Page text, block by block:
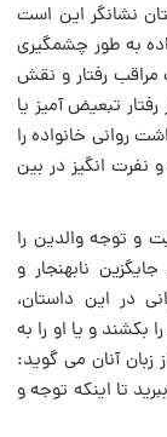
نشانگر این است
به طور چشمگیرى
مراقب رفتار و نقش
تبعیض آمیز یا
روانی خانواده را
نفرت انگیز در بین
و توجه والدین را
نابهنجار و
در این داستان،
و یا او را به
زبان آنان می گوید:
تا اینکه توجه و